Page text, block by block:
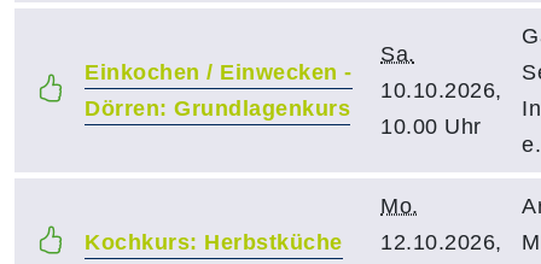
Einkochen / Einwecken -
Dörren: Grundlagenkurs
Sa.
10.10.2026,
10.00 Uhr
Kochkurs: Herbstküche
Mo.
12.10.2026,